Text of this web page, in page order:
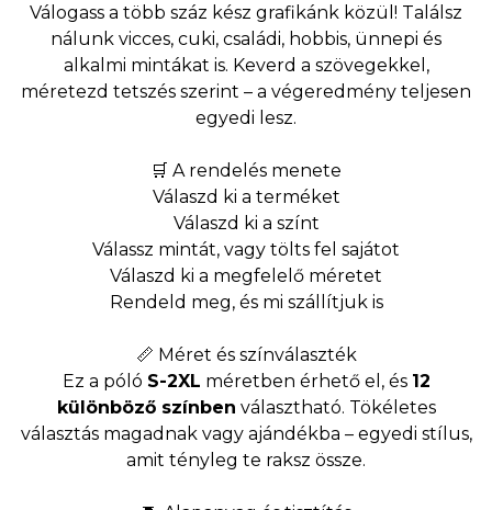
Válogass a több száz kész grafikánk közül! Találsz
nálunk vicces, cuki, családi, hobbis, ünnepi és
alkalmi mintákat is. Keverd a szövegekkel,
méretezd tetszés szerint – a végeredmény teljesen
egyedi lesz.
🛒 A rendelés menete
Válaszd ki a terméket
Válaszd ki a színt
Válassz mintát, vagy tölts fel sajátot
Válaszd ki a megfelelő méretet
Rendeld meg, és mi szállítjuk is
📏 Méret és színválaszték
Ez a póló S-2XL méretben érhető el, és 12
különböző színben választható. Tökéletes
választás magadnak vagy ajándékba – egyedi stílus,
amit tényleg te raksz össze.